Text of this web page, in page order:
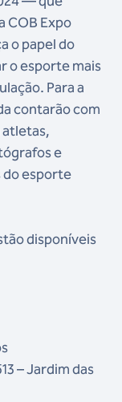
COB Expo
o papel do
o esporte mais
Para a
contarão com
atletas,
e
esporte
disponíveis
– Jardim das